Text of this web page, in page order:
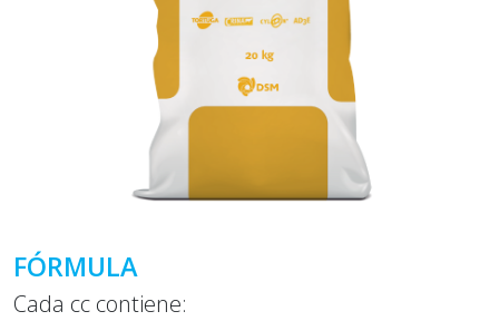
FÓRMULA
Cada cc contiene: